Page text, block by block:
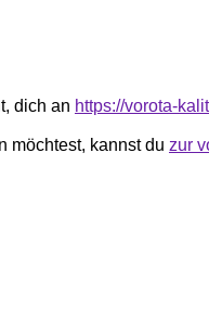
dich an https://vorota-
möchtest, kannst du zur